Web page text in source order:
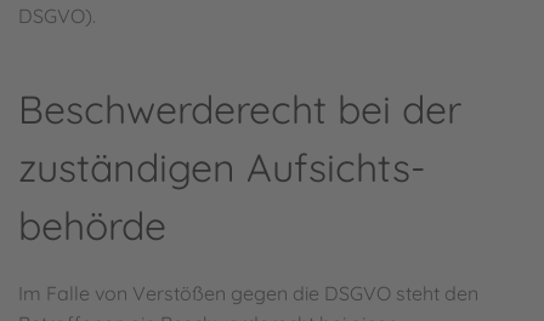
DSGVO).
Beschwerde­recht bei der
zuständigen Aufsichts­
behörde
Im Falle von Verstößen gegen die DSGVO steht den